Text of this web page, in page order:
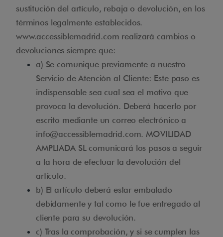
sustitución del artículo, rebaja o devolución, en los
términos legalmente establecidos.
www.accessiblemadrid.com realizará cambios o
devoluciones siempre que:
a) Se comunique previamente a nuestro
Servicio de Atención al Cliente: Este paso es
indispensable sea cual sea el motivo que
provoca la devolución. Deberá hacerlo por
escrito mediante un correo electrónico a
info@accessiblemadrid.com. MOVILIDAD
AMPLIADA SL comunicará los pasos a seguir
a la hora de efectuar la devolución del
artículo.
b) El artículo deberá estar embalado
debidamente y tal como le fue entregado al
cliente para su devolución.
c) Tras la comprobación, y si se cumplen las